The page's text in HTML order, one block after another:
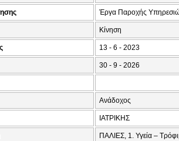
Έργα Παροχής
Κίνηση
13 - 6 - 2023
30 - 9 - 2026
Ανάδοχος
ΙΑΤΡΙΚΗΣ
ΠΑΛΙΕΣ, 1. Υγεία –